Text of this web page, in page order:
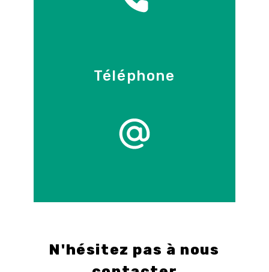
Téléphone
N'hésitez pas à nous